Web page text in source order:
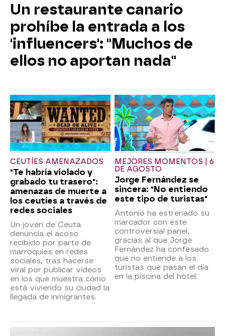
Un restaurante canario
prohíbe la entrada a los
'influencers': "Muchos de
ellos no aportan nada"
CEUTÍES AMENAZADOS
"Te habría violado y
grabado tu trasero":
amenazas de muerte a
los ceutíes a través de
redes sociales
Un joven de Ceuta
denuncia el acoso
recibido por parte de
marroquíes en redes
sociales, tras hacerse
viral por publicar vídeos
en los que muestra cómo
está viviendo su ciudad la
llegada de inmigrantes.
MEJORES MOMENTOS | 6
DE AGOSTO
Jorge Fernández se
sincera: "No entiendo
este tipo de turistas"
Antonio ha estrenado su
marcador con este
controversial panel,
gracias al que Jorge
Fernández ha confesado
que no entiende a los
turistas que pasan el día
en la piscina del hotel.